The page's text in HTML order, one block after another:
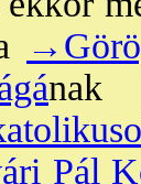
nak
Pál